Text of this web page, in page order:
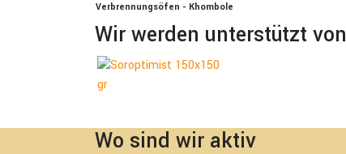
Verbrennungsöfen - Khombole
Wir werden unterstützt von
Wo sind wir aktiv